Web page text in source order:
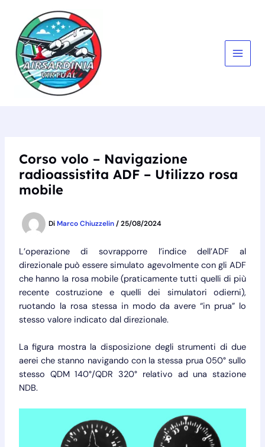
contenuto
MAIN
Corso volo – Navigazione
radioassistita ADF – Utilizzo rosa
mobile
DiMarco Chiuzzelin/25/08/2024
L’operazione di sovrapporre l’indice dell’ADF al
direzionale può essere simulato agevolmente con gli ADF
che hanno la rosa mobile (praticamente tutti quelli di più
recente costruzione e quelli dei simulatori odierni),
ruotando la rosa stessa in modo da avere “in prua” lo
stesso valore indicato dal direzionale.
La figura mostra la disposizione degli strumenti di due
aerei che stanno navigando con la stessa prua 050° sullo
stesso QDM 140°/QDR 320° relativo ad una stazione
NDB.